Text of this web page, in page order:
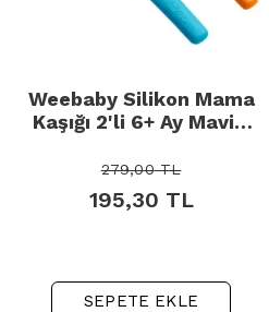
Weebaby Silikon Mama
Kaşığı 2'li 6+ Ay Mavi -
279,00TL
195,30 TL
SEPETE EKLE